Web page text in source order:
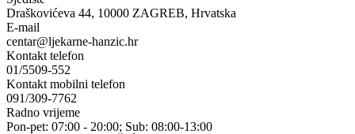
Draškovićeva 44, 10000 ZAGREB, Hrvatska
E-mail
centar@ljekarne-hanzic.hr
Kontakt telefon
01/5509-552
Kontakt mobilni telefon
091/309-7762
Radno vrijeme
Pon-pet: 07:00 - 20:00; Sub: 08:00-13:00